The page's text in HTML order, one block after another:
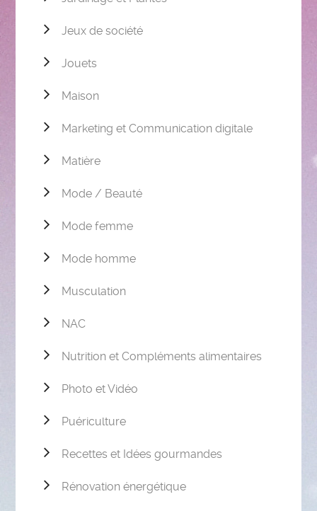
Jeux de société
Jouets
Maison
Marketing et Communication digitale
Matière
Mode / Beauté
Mode femme
Mode homme
Musculation
NAC
Nutrition et Compléments alimentaires
Photo et Vidéo
Puériculture
Recettes et Idées gourmandes
Rénovation énergétique